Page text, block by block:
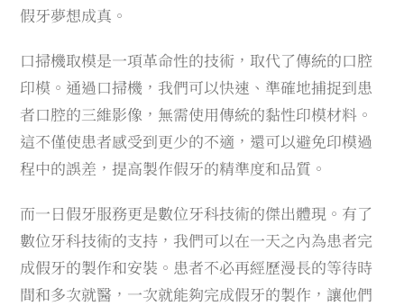
假牙夢想成真。
口掃機取模是一項革命性的技術，取代了傳統的口腔
印模。通過口掃機，我們可以快速、準確地捕捉到患
者口腔的三維影像，無需使用傳統的黏性印模材料。
這不僅使患者感受到更少的不適，還可以避免印模過
程中的誤差，提高製作假牙的精準度和品質。
而一日假牙服務更是數位牙科技術的傑出體現。有了
數位牙科技術的支持，我們可以在一天之內為患者完
成假牙的製作和安裝。患者不必再經歷漫長的等待時
間和多次就醫，一次就能夠完成假牙的製作，讓他們